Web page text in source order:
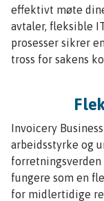
effektivt møte
avtaler, fleksible
prosesser sikrer
tross for sakens
Invoicery
arbeidsstyrke og
forretningsverden
fungere som en
for midlertidige